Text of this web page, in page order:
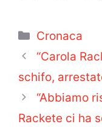
Cronaca
“Carola
schifo,
“Abbiamo
Rackete ci ha